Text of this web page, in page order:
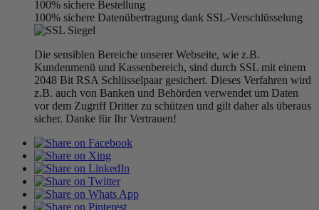
100% sichere Bestellung
100% sichere Datenübertragung dank SSL-Verschlüsselung
Die sensiblen Bereiche unserer Webseite, wie z.B.
Kundenmenü und Kassenbereich, sind durch SSL mit einem
2048 Bit RSA Schlüsselpaar gesichert. Dieses Verfahren wird
z.B. auch von Banken und Behörden verwendet um Daten
vor dem Zugriff Dritter zu schützen und gilt daher als überaus
sicher. Danke für Ihr Vertrauen!